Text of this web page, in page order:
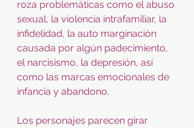
roza problemáticas como el abuso
sexual, la violencia intrafamiliar, la
infidelidad, la auto marginación
causada por algún padecimiento,
el narcisismo, la depresión, así
como las marcas emocionales de
infancia y abandono.
Los personajes parecen girar